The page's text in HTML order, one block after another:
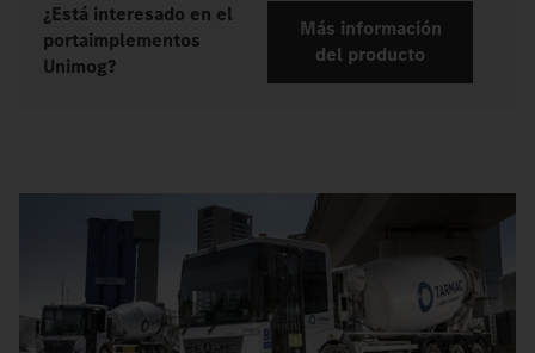
¿Está interesado en el
portaimplementos
Unimog?
Más información
del producto